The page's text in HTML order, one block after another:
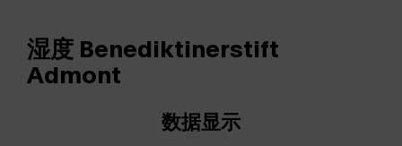
湿度 Benediktinerstift
Admont
数据显示